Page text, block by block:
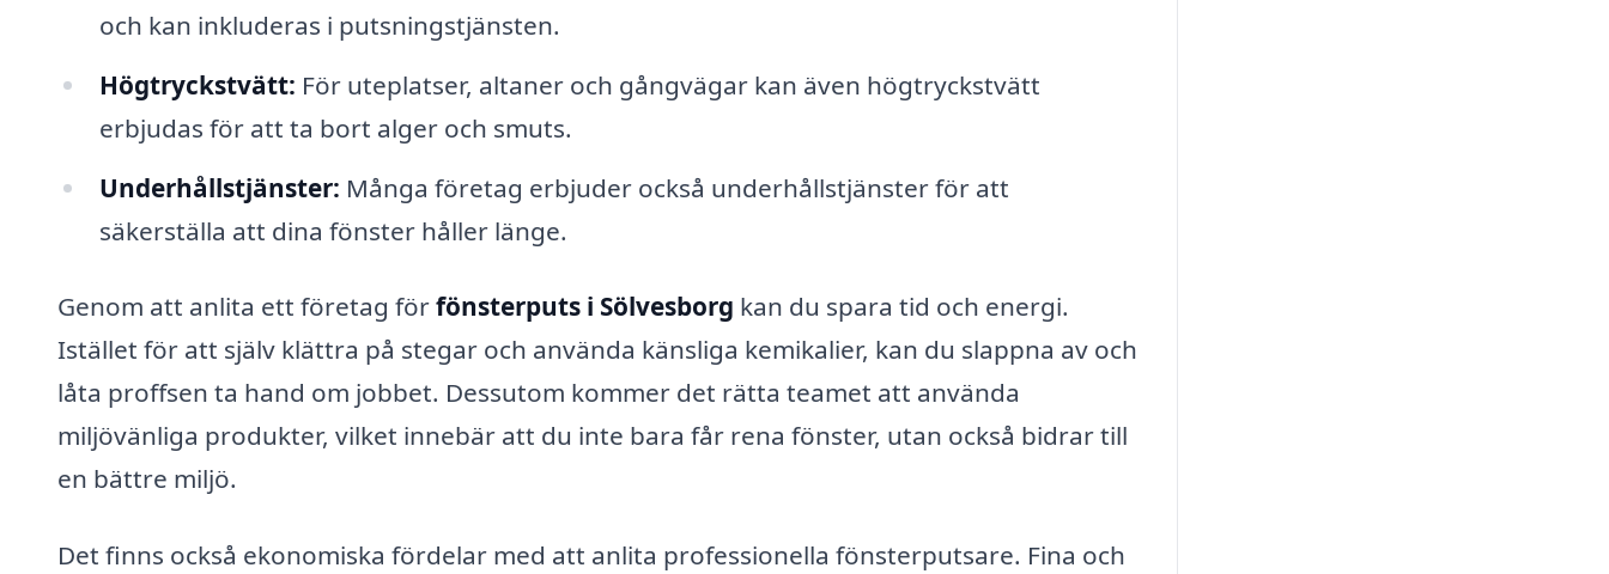
och kan inkluderas i putsningstjänsten.
Högtryckstvätt: För uteplatser, altaner och gångvägar kan även högtryckstvätt
erbjudas för att ta bort alger och smuts.
Underhållstjänster: Många företag erbjuder också underhållstjänster för att
säkerställa att dina fönster håller länge.
Genom att anlita ett företag förfönsterputs i Sölvesborg kan du spara tid och energi.
Istället för att själv klättra på stegar och använda känsliga kemikalier, kan du slappna av och
låta proffsen ta hand om jobbet. Dessutom kommer det rätta teamet att använda
miljövänliga produkter, vilket innebär att du inte bara får rena fönster, utan också bidrar till
en bättre miljö.
Det finns också ekonomiska fördelar med att anlita professionella fönsterputsare. Fina och